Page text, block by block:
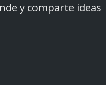
y comparte ideas